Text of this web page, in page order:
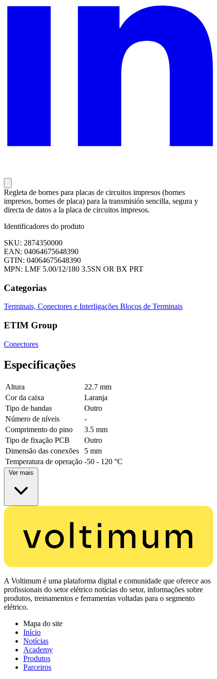
Regleta de bornes para placas de circuitos impresos (bornes
impresos, bornes de placa) para la transmisión sencilla, segura y
directa de datos a la placa de circuitos impresos.
Identificadores do produto
SKU: 2874350000
EAN: 04064675648390
GTIN: 04064675648390
MPN: LMF 5.00/12/180 3.5SN OR BX PRT
Categorias
Terminais, Conectores e Interligações Blocos de Terminais
ETIM Group
Conectores
Especificações
Altura
22.7 mm
Cor da caixa
Laranja
Tipo de bandas
Outro
Número de níveis
-
Comprimento do pino
3.5 mm
Tipo de fixação PCB
Outro
Dimensão das conexões
5 mm
Temperatura de operação -50 - 120 °C
Ver mais
A Voltimum é uma plataforma digital e comunidade que oferece aos
profissionais do setor elétrico notícias do setor, informações sobre
produtos, treinamentos e ferramentas voltadas para o segmento
elétrico.
Mapa do site
Início
Notícias
Academy
Produtos
Parceiros